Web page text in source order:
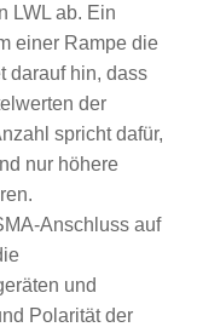
LWL ab. Ein
einer Rampe die
darauf hin, dass
der
spricht dafür,
nur höhere
Anschluss auf
und
Polarität der